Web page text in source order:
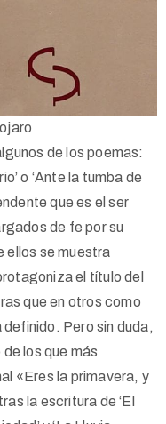
de los poemas:
o ‘Ante la tumba de
que es el ser
de fe por su
ellos se muestra
el título del
que en otros como
definido. Pero sin duda,
los que más
«Eres la primavera, y
la escritura de ‘El